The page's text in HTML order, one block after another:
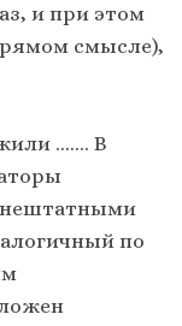
и при этом
смысле),
……. В
по